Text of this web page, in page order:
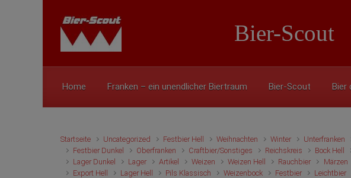
Zum Hauptinhalt springen
Bier-Scout
Home Franken – ein unendlicher Biertraum Bier-Scout Bier
Startseite Uncategorized Festbier Hell Weihnachten Winter Unterfranken
Festbier Dunkel
Oberfranken Craftbier/Sonstiges Reichskreis Bock Hell
Lager Dunkel
Lager Artikel Weizen Weizen Hell Rauchbier Märzen
Export Hell
Lager Hell Pils Klassisch Weizenbock Festbier Leichtbier